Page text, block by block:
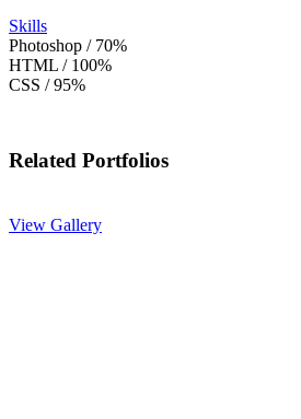
Skills
Photoshop / 70%
HTML / 100%
CSS / 95%
Related Portfolios
View Gallery